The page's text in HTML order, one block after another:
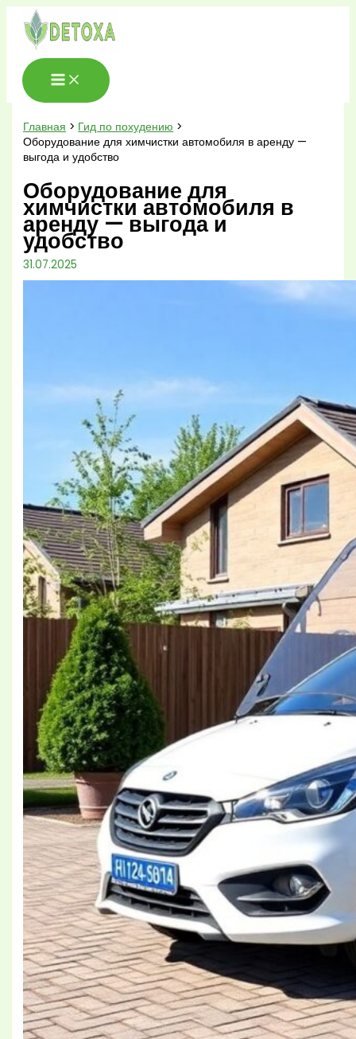
Перейти
содержимому
Главная
Гид по похудению
Оборудование для химчистки автомобиля в аренду —
выгода и удобство
Оборудование для
химчистки автомобиля в
аренду — выгода и
удобство
31.07.2025